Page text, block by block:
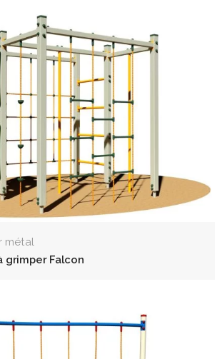
métal
grimper Falcon